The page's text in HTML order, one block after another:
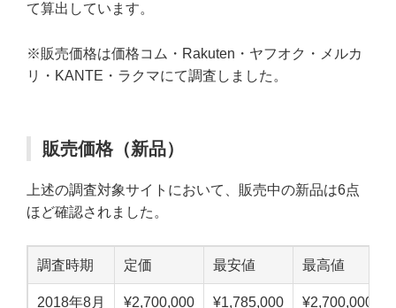
て算出しています。
※販売価格は価格コム・Rakuten・ヤフオク・メルカ
リ・KANTE・ラクマにて調査しました。
販売価格（新品）
上述の調査対象サイトにおいて、販売中の新品は6点
ほど確認されました。
調査時期 定価 最安値 最高値
2018年8月 ¥2,700,000 ¥1,785,000 ¥2,700,000